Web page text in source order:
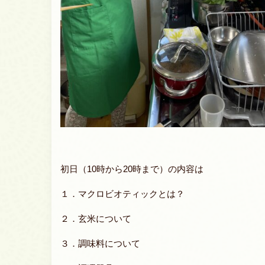
初日（10時から20時まで）の内容は
１．マクロビオティックとは？
２．玄米について
３．調味料について